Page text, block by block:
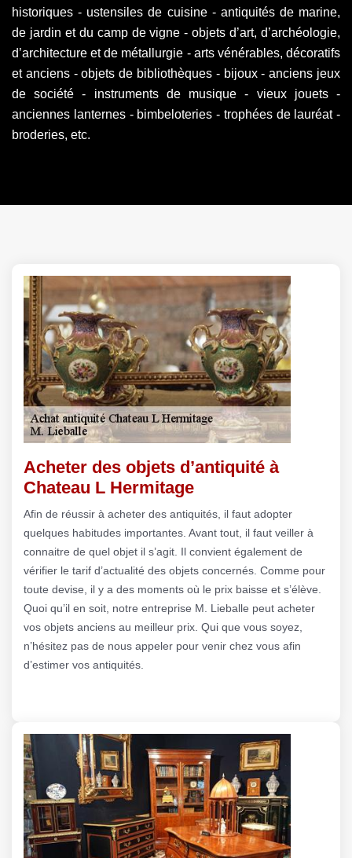
historiques - ustensiles de cuisine - antiquités de marine,
de jardin et du camp de vigne - objets d’art, d’archéologie,
d’architecture et de métallurgie - arts vénérables, décoratifs
et anciens - objets de bibliothèques - bijoux - anciens jeux
de société - instruments de musique - vieux jouets -
anciennes lanternes - bimbeloteries - trophées de lauréat -
broderies, etc.
Acheter des objets d’antiquité à
Chateau L Hermitage
Afin de réussir à acheter des antiquités, il faut adopter
quelques habitudes importantes. Avant tout, il faut veiller à
connaitre de quel objet il s’agit. Il convient également de
vérifier le tarif d’actualité des objets concernés. Comme pour
toute devise, il y a des moments où le prix baisse et s’élève.
Quoi qu’il en soit, notre entreprise M. Lieballe peut acheter
vos objets anciens au meilleur prix. Qui que vous soyez,
n’hésitez pas de nous appeler pour venir chez vous afin
d’estimer vos antiquités.